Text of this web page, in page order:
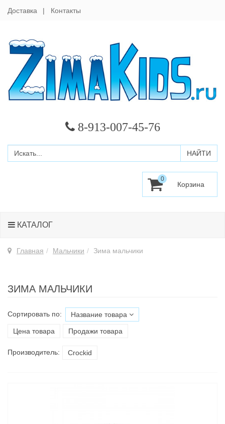
Доставка Контакты
8-913-007-45-76
0
КАТАЛОГ
Главная Мальчики Зима мальчики
ЗИМА МАЛЬЧИКИ
Сортировать по: Название товара
Цена товара Продажи товара
Производитель: Croсkid